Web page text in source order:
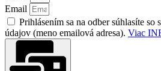
Email
Prihlásením sa na odber súhlasíte so
údajov (meno emailová adresa). Viac